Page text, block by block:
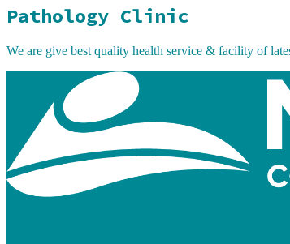
Pathology Clinic
We are give best quality health service & facility of